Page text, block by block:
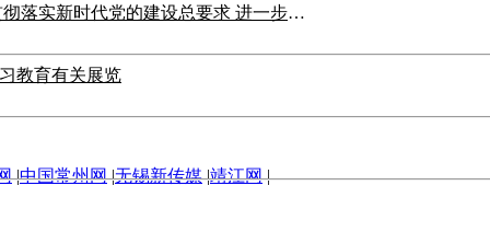
习近平在中共中央政治局第十五次集体学习时强调 贯彻落实新时代党的建设总要求 进一步健全全面从严治党体系
教育有关展览
|中国常州网 |无锡新传媒 |靖江网 |